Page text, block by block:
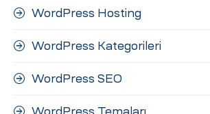
WordPress Hosting
WordPress Kategorileri
WordPress SEO
WordPress Temaları